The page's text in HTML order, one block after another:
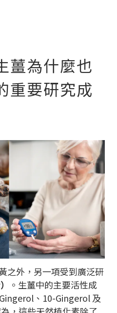
薑為什麼也
重要研究成
之外，另一項受到廣泛研
。生薑中的主要活性成
、10-Gingerol 及